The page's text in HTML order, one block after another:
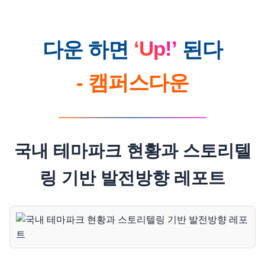
다운 하면 ‘Up!’ 된다
- 캠퍼스다운
국내 테마파크 현황과 스토리텔
링 기반 발전방향 레포트